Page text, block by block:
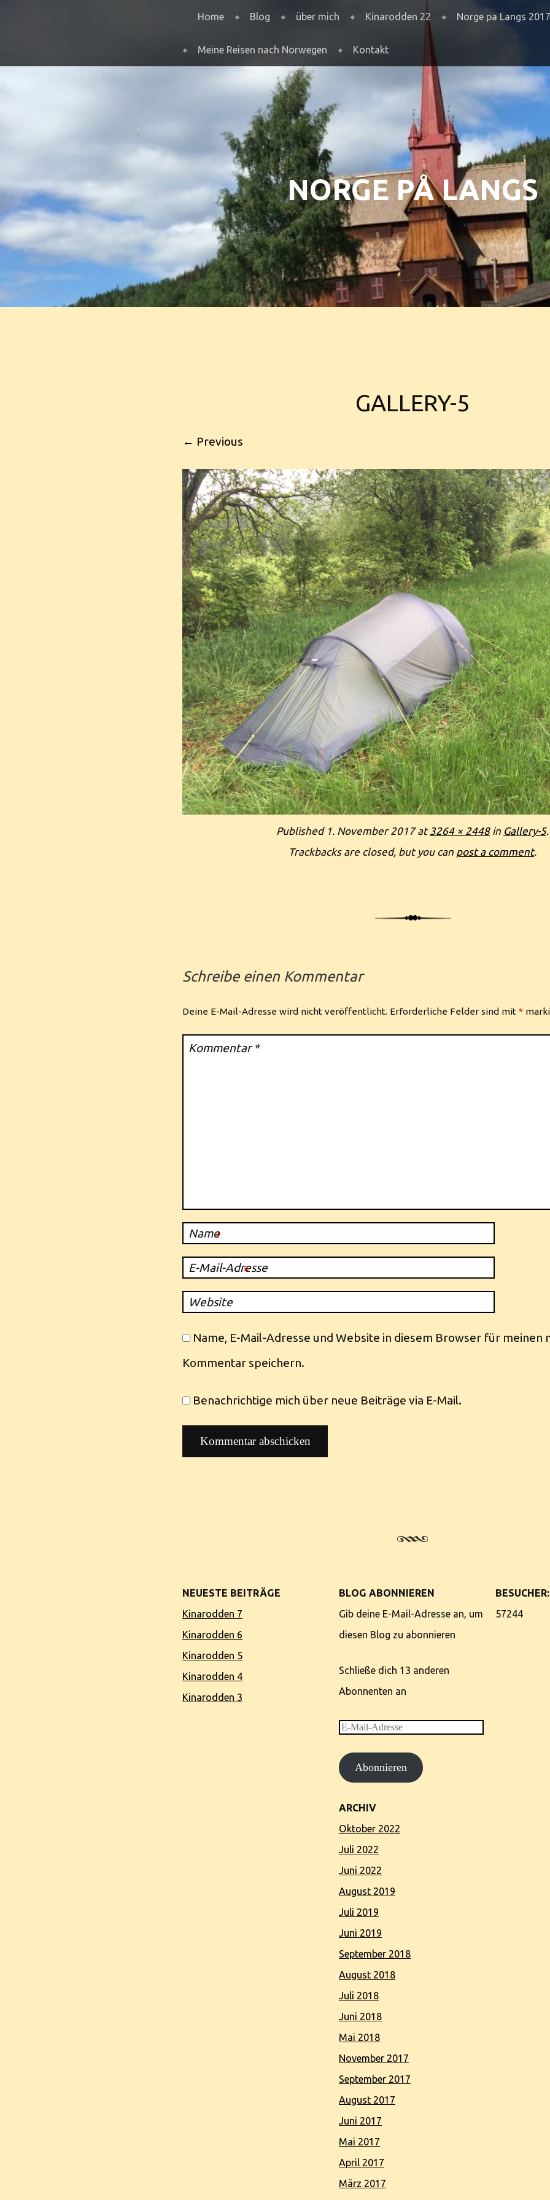
Home Blog über mich Kinarodden 22 Norge pa Langs 2017
Meine Reisen nach Norwegen Kontakt
NORGE PÅ LANGS
GALLERY-5
← Previous
Published 1. November 2017at 3264 × 2448in Gallery-5.
Trackbacks are closed, but you can post a comment.
Schreibe einen Kommentar
Deine E-Mail-Adresse wird nicht veröffentlicht. Erforderliche Felder sind mit *
Kommentar*
Name
*
E-Mail-Adresse
*
Website
Name, E-Mail-Adresse und Website in diesem Browser für meinen
Kommentar speichern.
Benachrichtige mich über neue Beiträge via E-Mail.
NEUESTE BEITRÄGE
Kinarodden 7
Kinarodden 6
Kinarodden 5
Kinarodden 4
Kinarodden 3
BLOG ABONNIEREN
Gib deine E-Mail-Adresse an, um
diesen Blog zu abonnieren
Schließe dich 13 anderen
Abonnenten an
E-
AdresseAbonnieren
ARCHIV
Oktober 2022
Juli 2022
Juni 2022
August 2019
Juli 2019
Juni 2019
September 2018
August 2018
Juli 2018
Juni 2018
Mai 2018
November 2017
September 2017
August 2017
Juni 2017
Mai 2017
April 2017
März 2017
BESUCHER:
57244